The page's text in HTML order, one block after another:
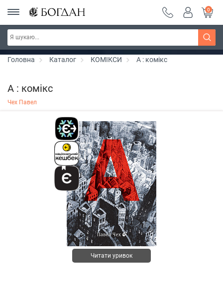
Серія "Чейзіана" ~ знижка 20%
0
Головна Каталог КОМІКСИ А : комікс
А : комікс
Чех Павел
Читати уривок